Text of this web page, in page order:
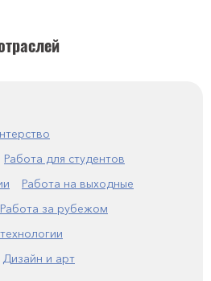
Работа для студентов
Работа на выходные
Работа за рубежом
Дизайн и арт